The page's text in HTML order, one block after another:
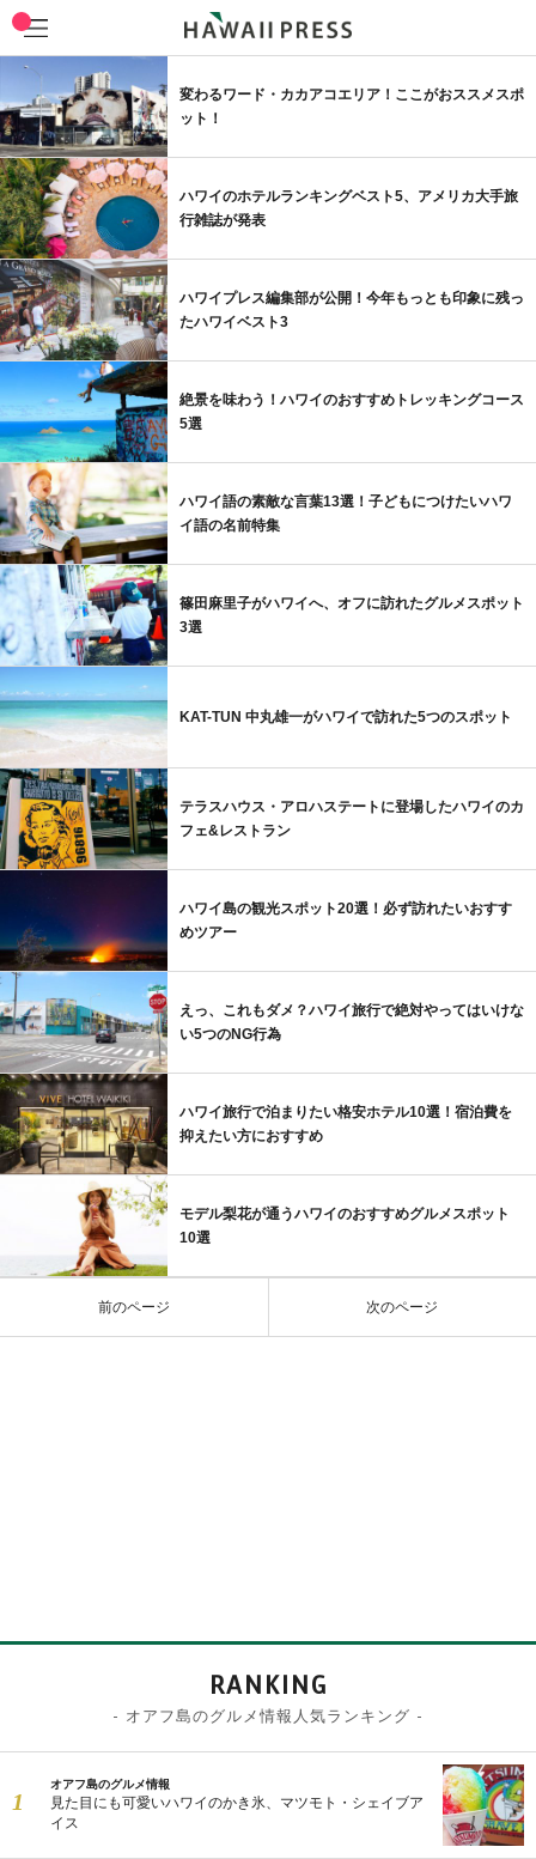
変わるワード・カカアコエリア！ここがおススメスポ
ット！
ハワイのホテルランキングベスト5、アメリカ大手旅
行雑誌が発表
ハワイプレス編集部が公開！今年もっとも印象に残っ
たハワイベスト3
絶景を味わう！ハワイのおすすめトレッキングコース
5選
ハワイ語の素敵な言葉13選！子どもにつけたいハワ
イ語の名前特集
篠田麻里子がハワイへ、オフに訪れたグルメスポット
3選
KAT-TUN 中丸雄一がハワイで訪れた5つのスポット
テラスハウス・アロハステートに登場したハワイのカ
フェ&レストラン
ハワイ島の観光スポット20選！必ず訪れたいおすす
めツアー
えっ、これもダメ？ハワイ旅行で絶対やってはいけな
い5つのNG行為
ハワイ旅行で泊まりたい格安ホテル10選！宿泊費を
抑えたい方におすすめ
モデル梨花が通うハワイのおすすめグルメスポット
10選
前のページ 次のページ
RANKING
- オアフ島のグルメ情報人気ランキング -
オアフ島のグルメ情報
見た目にも可愛いハワイのかき氷、マツモト・シェイブア
イス